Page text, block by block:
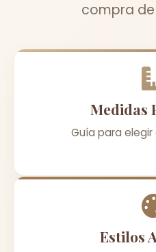
compra
Medidas
Guía para
Estilos